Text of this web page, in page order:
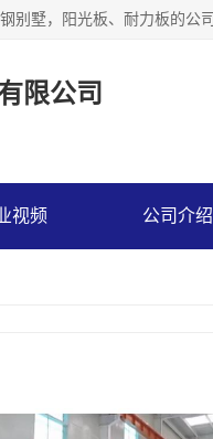
限公司
视频 公司介绍